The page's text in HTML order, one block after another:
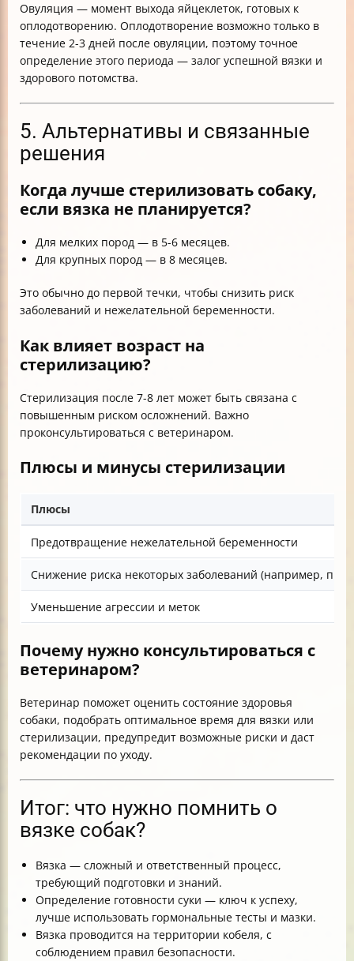
Овуляция — момент выхода яйцеклеток, готовых к
оплодотворению. Оплодотворение возможно только в
течение 2-3 дней после овуляции, поэтому точное
определение этого периода — залог успешной вязки и
здорового потомства.
5. Альтернативы и связанные
решения
Когда лучше стерилизовать собаку,
если вязка не планируется?
Для мелких пород — в 5-6 месяцев.
Для крупных пород — в 8 месяцев.
Это обычно до первой течки, чтобы снизить риск
заболеваний и нежелательной беременности.
Как влияет возраст на
стерилизацию?
Стерилизация после 7-8 лет может быть связана с
повышенным риском осложнений. Важно
проконсультироваться с ветеринаром.
Плюсы и минусы стерилизации
Плюсы
Предотвращение нежелательной беременности
Снижение риска некоторых заболеваний (например,
Уменьшение агрессии и меток
Почему нужно консультироваться с
ветеринаром?
Ветеринар поможет оценить состояние здоровья
собаки, подобрать оптимальное время для вязки или
стерилизации, предупредит возможные риски и даст
рекомендации по уходу.
Итог: что нужно помнить о
вязке собак?
Вязка — сложный и ответственный процесс,
требующий подготовки и знаний.
Определение готовности суки — ключ к успеху,
лучше использовать гормональные тесты и мазки.
Вязка проводится на территории кобеля, с
соблюдением правил безопасности.